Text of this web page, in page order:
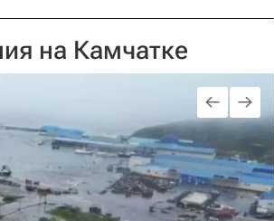
на Камчатке